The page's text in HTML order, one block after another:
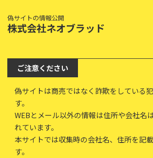
偽サイトの情報公開
株式会社ネオブラッド
ご注意ください
偽サイトは商売ではなく詐欺をしている
す。
WEBとメール以外の情報は住所や会社名
れています。
本サイトでは収集時の会社名、住所を記
す。